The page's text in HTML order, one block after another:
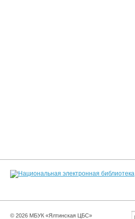
© 2026 МБУК «Ялтинская ЦБС»